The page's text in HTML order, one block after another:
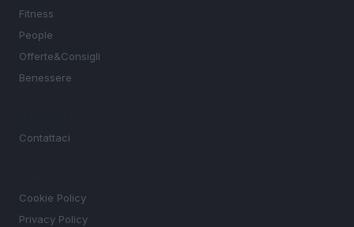
Fitness
People
Offerte&Consigli
Benessere
Contattaci
Cookie Policy
Privacy Policy